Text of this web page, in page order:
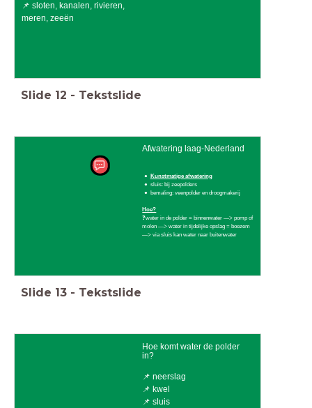
📌 sloten, kanalen, rivieren,
meren, zeeën
Slide 12 - Tekstslide
Afwatering laag-Nederland
Kunstmatige afwatering
sluis: bij zeepolders
bemaling: veenpolder en droogmakerij
Hoe?
❓water in de polder = binnenwater —> pomp of
molen —> water in tijdelijke opslag = boezem
—> via sluis kan water naar buitenwater
Slide 13 - Tekstslide
Hoe komt water de polder
in?
📌 neerslag
📌 kwel
📌 sluis